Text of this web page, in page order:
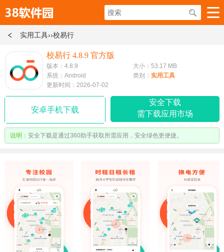
实用工具››校易行
校易行 4.8.9 官方版
版本：4.8.9
大小：53.17 MB
系统：Android
类别： 实用工具
更新时间：2026-07-02
安卓手机下载
安全下载
需下载应用市场
说明： 安全下载是通过360助手获取所需应用，安全绿色更便捷。